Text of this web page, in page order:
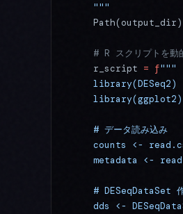
    """
# R スクリプトを動
    r_script
= f"""
    library(DESeq2)
    library(ggplot2)
    # データ読み込み
counts <-
metadata <-
# DESeqDataSet
dds <-